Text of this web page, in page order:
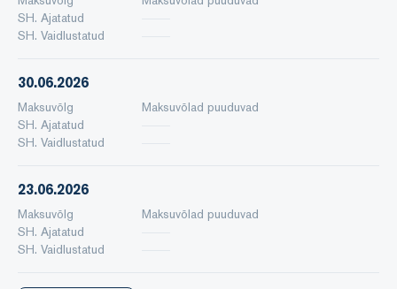
SH. Ajatatud
SH. Vaidlustatud
30.06.2026
Maksuvõlg
Maksuvõlad puuduvad
SH. Ajatatud
SH. Vaidlustatud
23.06.2026
Maksuvõlg
Maksuvõlad puuduvad
SH. Ajatatud
SH. Vaidlustatud